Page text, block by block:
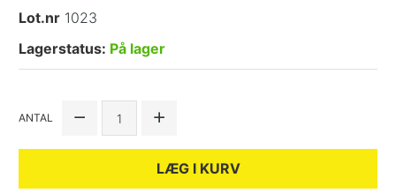
Lot.nr 1023
Lagerstatus: På lager
ANTAL
LÆG I KURV